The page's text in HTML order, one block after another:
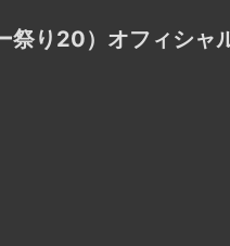
り20）オフィシャ